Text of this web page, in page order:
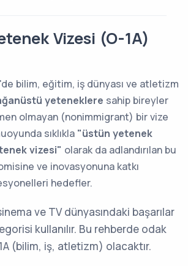
Vizesi (O-1A)
bilim, eğitim, iş dünyası ve atletizm
yeteneklere sahip bireyler
olmayan (nonimmigrant) bir vize
sıklıkla "üstün yetenek
vizesi" olarak da adlandırılan bu
ve inovasyonuna katkı
hedefler.
ve TV dünyasındaki başarılar
kullanılır. Bu rehberde odak
(bilim, iş, atletizm) olacaktır.